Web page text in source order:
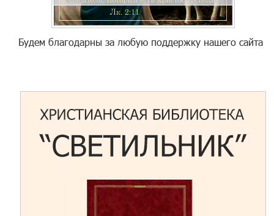
Будем благодарны за любую поддержку нашего сайта